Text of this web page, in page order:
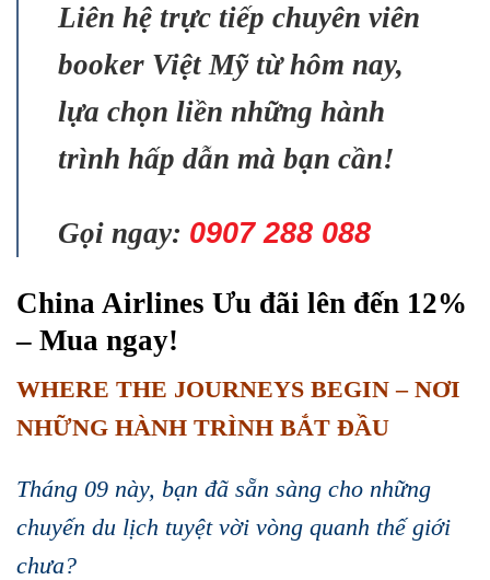
Liên hệ trực tiếp chuyên viên
booker Việt Mỹ từ hôm nay,
lựa chọn liền những hành
trình hấp dẫn mà bạn cần!
Gọi ngay: 0907 288 088
China Airlines Ưu đãi lên đến 12%
– Mua ngay!
WHERE THE JOURNEYS BEGIN – NƠI
NHỮNG HÀNH TRÌNH BẮT ĐẦU
Tháng 09 này, bạn đã sẵn sàng cho những
chuyến du lịch tuyệt vời vòng quanh thế giới
chưa?